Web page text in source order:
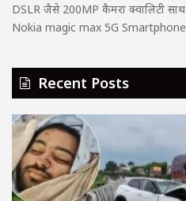
DSLR जैसे 200MP कैमरा क्वालिटी
Nokia magic max 5G
Recent Posts